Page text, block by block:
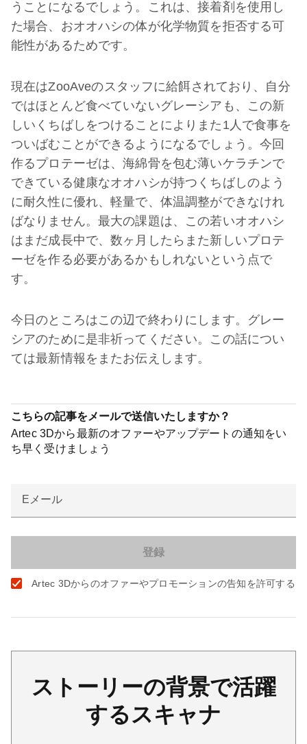
うことになるでしょう。これは、接着剤を使用し
た場合、おオオハシの体が化学物質を拒否する可
能性があるためです。
現在はZooAveのスタッフに給餌されており、自分
ではほとんど食べていないグレーシアも、この新
しいくちばしをつけることによりまた1人で食事を
ついばむことができるようになるでしょう。今回
作るプロテーゼは、海綿骨を包む薄いケラチンで
できている健康なオオハシが持つくちばしのよう
に耐久性に優れ、軽量で、体温調整ができなけれ
ばなりません。最大の課題は、この若いオオハシ
はまだ成長中で、数ヶ月したらまた新しいプロテ
ーゼを作る必要があるかもしれないという点で
す。
今日のところはこの辺で終わりにします。グレー
シアのために是非祈ってください。この話につい
ては最新情報をまたお伝えします。
こちらの記事をメールで送信いたしますか？
Artec 3Dから最新のオファーやアップデートの通知をい
ち早く受けましょう
Eメール
Artec 3Dからのオファーやプロモーションの告知を許可する
ストーリーの背景で活躍
するスキャナ